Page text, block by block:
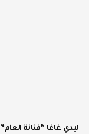
ليدي غاغا “فنانة